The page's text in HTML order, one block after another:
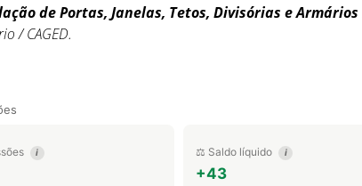
de Portas, Janelas, Tetos, Divisórias e
/ CAGED.
i ⚖️ Saldo líquido i
+43